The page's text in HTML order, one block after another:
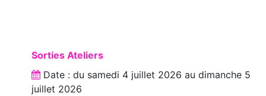
Sorties Ateliers
Date : du samedi 4 juillet 2026 au dimanche 5
juillet 2026